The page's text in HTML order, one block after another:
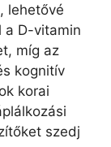
lehetővé
a D-vitamin
míg az
kognitív
korai
szedj